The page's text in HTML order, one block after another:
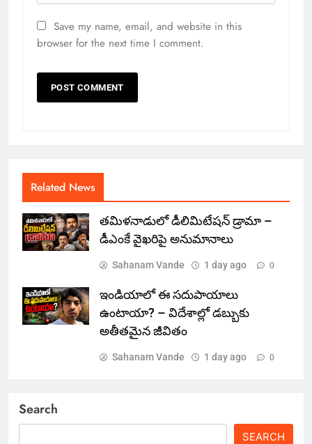
Save my name, email, and website in this
browser for the next time I comment.
Related News
తమిళనాడులో డీలిమిటేషన్ డ్రామా –
డీఎంకే వైఖరిపై అనుమానాలు
Sahanam Vande 1 day ago 0
ఇండియాలో‌ ఈ సదుపాయాలు
ఉంటాయా? – విదేశాల్లో డబ్బుకు
అతీతమైన జీవితం
Sahanam Vande 1 day ago 0
Search
SEARCH